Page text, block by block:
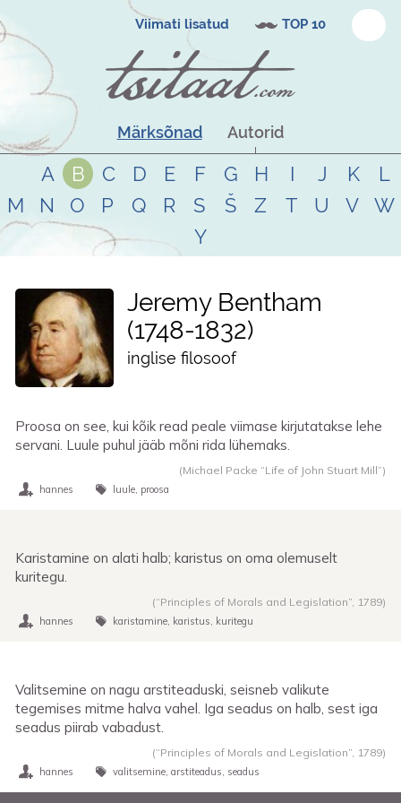
Viimati lisatud TOP 10
Märksõnad Autorid
A B C D E F G H I J K
L
M
N O P Q R S Š Z T U V
W
Y
Jeremy Bentham
1748-1832
inglise filosoof
Proosa on see, kui kõik read peale viimase kirjutatakse lehe
servani. Luule puhul jääb mõni rida lühemaks.
(Michael Packe “Life of John Stuart Mill”)
hannes luule proosa
Karistamine on alati halb; karistus on oma olemuselt
kuritegu.
(“Principles of Morals and Legislation”, 1789)
hannes karistamine karistus kuritegu
Valitsemine on nagu arstiteaduski, seisneb valikute
tegemises mitme halva vahel. Iga seadus on halb, sest iga
seadus piirab vabadust.
(“Principles of Morals and Legislation”, 1789)
hannes valitsemine arstiteadus seadus